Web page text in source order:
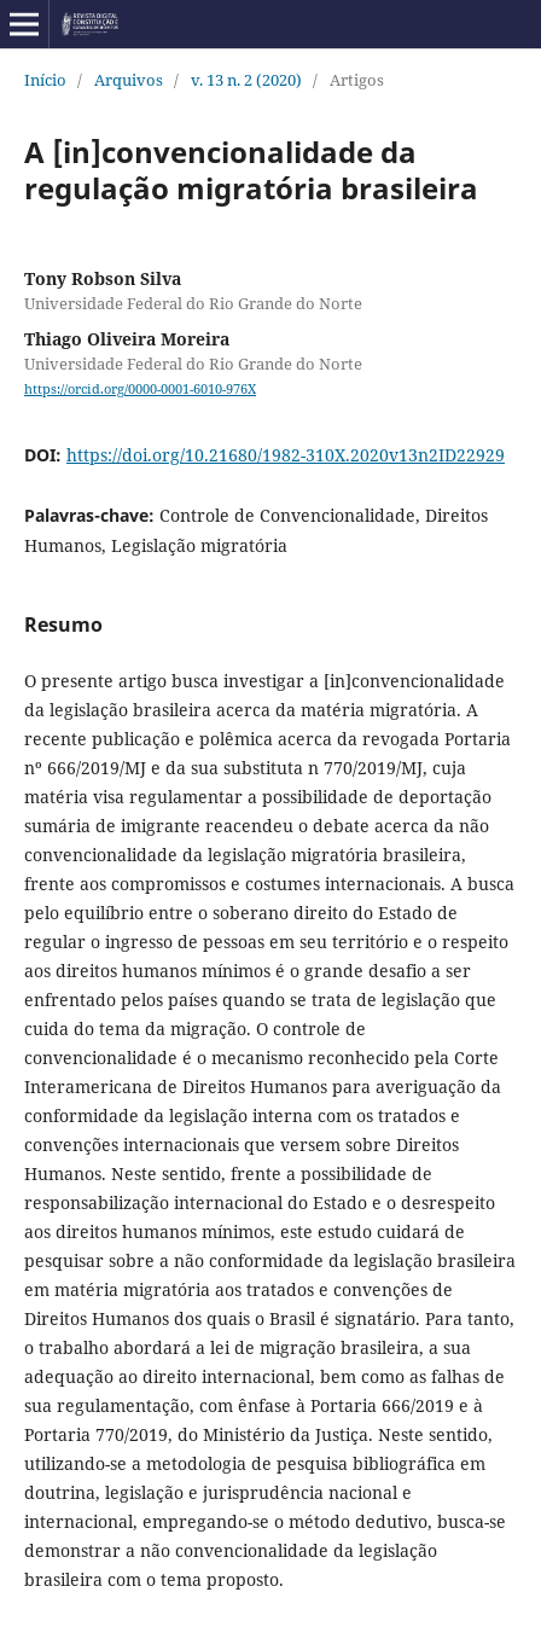
Início / Arquivos / v. 13 n. 2 (2020) / Artigos
A [in]convencionalidade da
regulação migratória brasileira
Tony Robson Silva
Universidade Federal do Rio Grande do Norte
Thiago Oliveira Moreira
Universidade Federal do Rio Grande do Norte
https://orcid.org/0000-0001-6010-976X
DOI: https://doi.org/10.21680/1982-310X.2020v13n2ID22929
Palavras-chave: Controle de Convencionalidade, Direitos
Humanos, Legislação migratória
Resumo
O presente artigo busca investigar a [in]convencionalidade
da legislação brasileira acerca da matéria migratória. A
recente publicação e polêmica acerca da revogada Portaria
nº 666/2019/MJ e da sua substituta n 770/2019/MJ, cuja
matéria visa regulamentar a possibilidade de deportação
sumária de imigrante reacendeu o debate acerca da não
convencionalidade da legislação migratória brasileira,
frente aos compromissos e costumes internacionais. A busca
pelo equilíbrio entre o soberano direito do Estado de
regular o ingresso de pessoas em seu território e o respeito
aos direitos humanos mínimos é o grande desafio a ser
enfrentado pelos países quando se trata de legislação que
cuida do tema da migração. O controle de
convencionalidade é o mecanismo reconhecido pela Corte
Interamericana de Direitos Humanos para averiguação da
conformidade da legislação interna com os tratados e
convenções internacionais que versem sobre Direitos
Humanos. Neste sentido, frente a possibilidade de
responsabilização internacional do Estado e o desrespeito
aos direitos humanos mínimos, este estudo cuidará de
pesquisar sobre a não conformidade da legislação brasileira
em matéria migratória aos tratados e convenções de
Direitos Humanos dos quais o Brasil é signatário. Para tanto,
o trabalho abordará a lei de migração brasileira, a sua
adequação ao direito internacional, bem como as falhas de
sua regulamentação, com ênfase à Portaria 666/2019 e à
Portaria 770/2019, do Ministério da Justiça. Neste sentido,
utilizando-se a metodologia de pesquisa bibliográfica em
doutrina, legislação e jurisprudência nacional e
internacional, empregando-se o método dedutivo, busca-se
demonstrar a não convencionalidade da legislação
brasileira com o tema proposto.